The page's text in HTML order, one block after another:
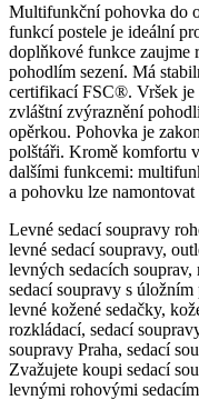
Multifunkční pohovka do
funkcí postele je ideální
doplňkové funkce zaujme
pohodlím sezení. Má
certifikací FSC®. Vršek je
zvláštní zvýraznění
opěrkou. Pohovka je
polštáři. Kromě komfortu
dalšími funkcemi:
a pohovku lze
Levné sedací soupravy
levné sedací soupravy,
levných sedacích
sedací soupravy s
levné kožené sedačky,
rozkládací, sedací
soupravy Praha, sedací
Zvažujete koupi sedací
levnými rohovými